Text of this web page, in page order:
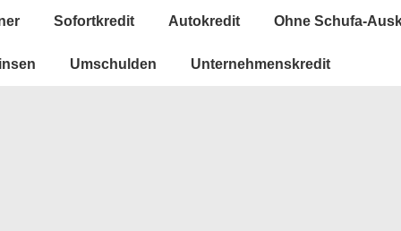
Sofortkredit Autokredit Ohne Schufa-
Umschulden Unternehmenskredit